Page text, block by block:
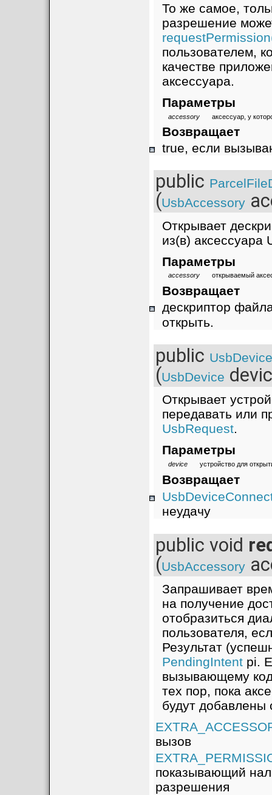
То же самое,
разрешение
пользователем,
качестве
аксессуара.
Параметры
accessory аксессуар, у
Возвращает
true, если
public
(UsbAccessory
Открывает
из(в) аксессуара
Параметры
accessory открываемый
Возвращает
дескриптор
открыть.
public
(UsbDevice
Открывает
передавать или
UsbRequest.
Параметры
device устройство для
Возвращает
неудачу
public void
(UsbAccessory
Запрашивает
на получение
отобразиться
пользователя,
Результат
PendingIntentpi.
вызывающему
тех пор, пока
будут
вызов
показывающий
разрешения